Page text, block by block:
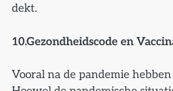
dekt.
10.Gezondheidscode en
Vooral na de pandemie